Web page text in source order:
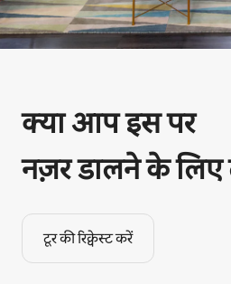
क्या आप इस पर
नज़र डालने के लिए
टूर की रिक्वेस्ट करें